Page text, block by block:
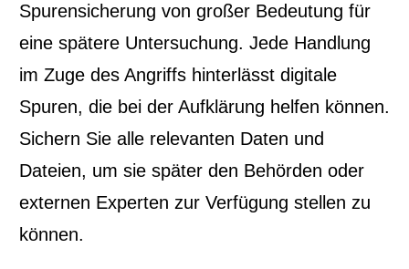
Spurensicherung von großer Bedeutung für
eine spätere Untersuchung. Jede Handlung
im Zuge des Angriffs hinterlässt digitale
Spuren, die bei der Aufklärung helfen können.
Sichern Sie alle relevanten Daten und
Dateien, um sie später den Behörden oder
externen Experten zur Verfügung stellen zu
können.